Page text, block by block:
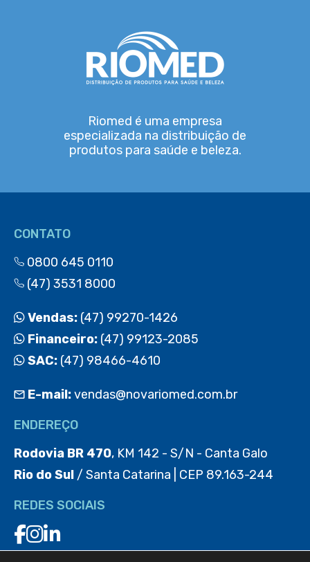
Riomed é uma empresa
especializada na distribuição de
produtos para saúde e beleza.
CONTATO
0800 645 0110
(47) 3531 8000
Vendas: (47) 99270-1426
Financeiro: (47) 99123-2085
SAC: (47) 98466-4610
E-mail:vendas@novariomed.com.br
ENDEREÇO
Rodovia BR 470, KM 142 - S/N - Canta Galo
Rio do Sul / Santa Catarina | CEP 89.163-244
REDES SOCIAIS